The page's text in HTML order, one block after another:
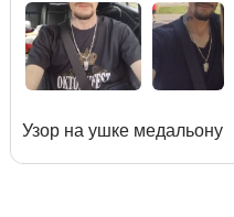
Узор на ушке медальону